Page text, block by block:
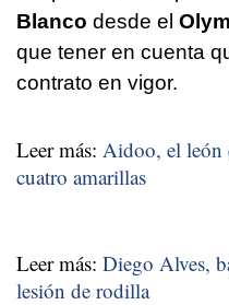
Blanco desde el
que tener en cuenta
contrato en vigor.
Leer más: Aidoo, el león
cuatro amarillas
Leer más: Diego Alves,
lesión de rodilla